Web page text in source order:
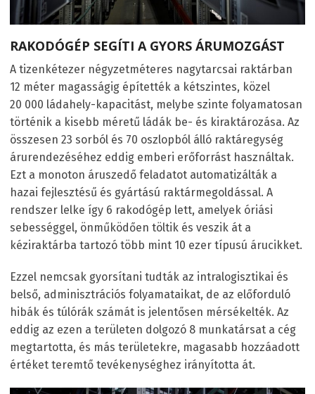
RAKODÓGÉP SEGÍTI A GYORS ÁRUMOZGÁST
A tizenkétezer négyzetméteres nagytarcsai raktárban
12 méter magasságig építették a kétszintes, közel
20 000 ládahely-kapacitást, melybe szinte folyamatosan
történik a kisebb méretű ládák be- és kiraktározása. Az
összesen 23 sorból és 70 oszlopból álló raktáregység
árurendezéséhez eddig emberi erőforrást használtak.
Ezt a monoton áruszedő feladatot automatizálták a
hazai fejlesztésű és gyártású raktármegoldással. A
rendszer lelke így 6 rakodógép lett, amelyek óriási
sebességgel, önműködően töltik és veszik át a
kéziraktárba tartozó több mint 10 ezer típusú árucikket.
Ezzel nemcsak gyorsítani tudták az intralogisztikai és
belső, adminisztrációs folyamataikat, de az előforduló
hibák és túlórák számát is jelentősen mérsékelték. Az
eddig az ezen a területen dolgozó 8 munkatársat a cég
megtartotta, és más területekre, magasabb hozzáadott
értéket teremtő tevékenységhez irányította át.